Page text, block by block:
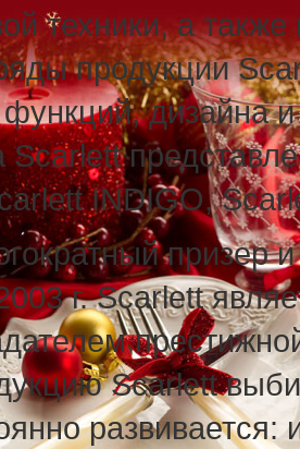
техники, а
продукции
дизайна
Scarlett
INDIGO,
призер
г. Scarlett
Scarlett